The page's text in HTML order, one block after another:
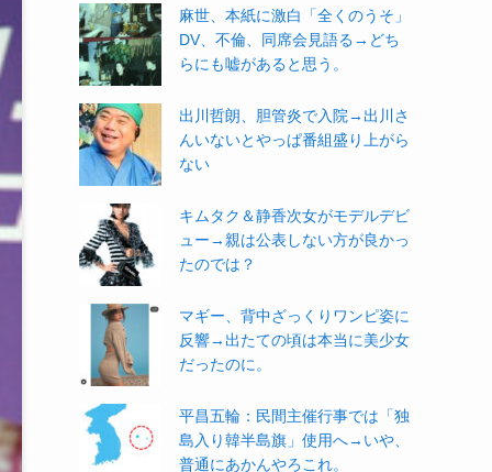
麻世、本紙に激白「全くのうそ」
DV、不倫、同席会見語る→どち
らにも嘘があると思う。
出川哲朗、胆管炎で入院→出川さ
んいないとやっぱ番組盛り上がら
ない
キムタク＆静香次女がモデルデビ
ュー→親は公表しない方が良かっ
たのでは？
マギー、背中ざっくりワンピ姿に
反響→出たての頃は本当に美少女
だったのに。
平昌五輪：民間主催行事では「独
島入り韓半島旗」使用へ→いや、
普通にあかんやろこれ。